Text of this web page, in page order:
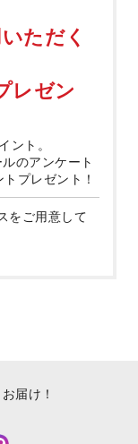
ただく
レゼン
ント。
のアンケート
プレゼント！
をご用意して
届け！